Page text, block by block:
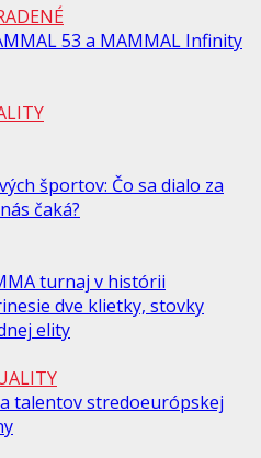
53 a MAMMAL Infinity
športov: Čo sa dialo za
čaká?
turnaj v histórii
dve klietky, stovky
elity
talentov stredoeurópskej